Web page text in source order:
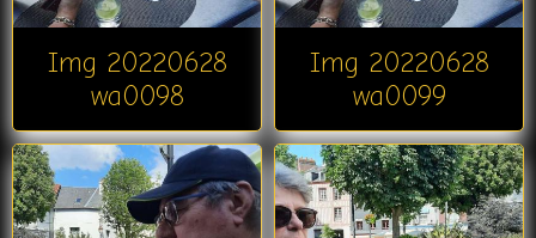
Img 20220628
wa0098
Img 20220628
wa0099